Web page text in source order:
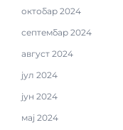
октобар 2024
септембар 2024
август 2024
јул 2024
јун 2024
мај 2024